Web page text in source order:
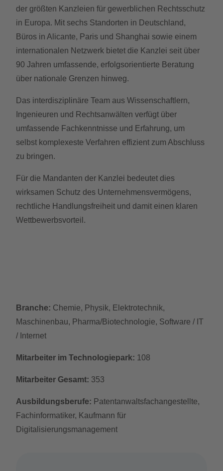
der größten Kanzleien für gewerblichen Rechtsschutz
in Europa. Mit sechs Standorten in Deutschland,
Büros in Alicante, Paris und Shanghai sowie einem
internationalen Netzwerk bietet die Kanzlei seit über
90 Jahren umfassende, erfolgsorientierte Beratung
über nationale Grenzen hinweg.
Das interdisziplinäre Team aus Wissenschaftlern,
Ingenieuren und Rechtsanwälten verfügt über
umfassende Fachkenntnisse und Erfahrung, um
selbst komplexeste Verfahren effizient zum Abschluss
zu bringen.
Für die Mandanten der Kanzlei bedeutet dies
wirksamen Schutz des Unternehmensvermögens,
rechtliche Handlungsfreiheit und damit einen klaren
Wettbewerbsvorteil.
Branche: Chemie, Physik, Elektrotechnik,
Maschinenbau, Pharma/Biotechnologie, Software / IT
/ Internet
Mitarbeiter im Technologiepark: 108
Mitarbeiter Gesamt: 353
Ausbildungsberufe: Patentanwaltsfachangestellte,
Fachinformatiker, Kaufmann für
Digitalisierungsmanagement